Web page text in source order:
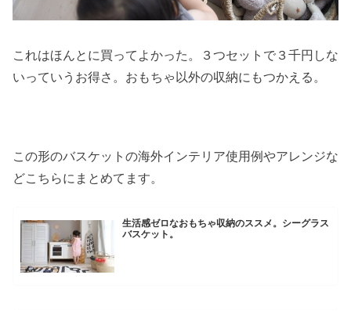
これはほんとに買ってよかった。３つセットで３千円しな
いっていうお得さ。おもちゃ以外の収納にもつかえる。
この形のバスケットの海外インテリア使用例やアレンジな
どこちらにまとめてます。
生活感ゼロなおもちゃ収納のススメ。シーグラス
バスケット。